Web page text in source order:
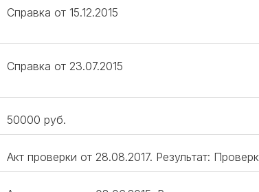
Справка от 15.12.2015
Справка от 23.07.2015
50000 руб.
Акт проверки от 28.08.2017. Результат: